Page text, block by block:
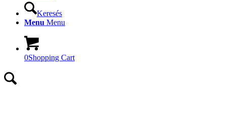
Keresés
Menu Menu
0Shopping Cart